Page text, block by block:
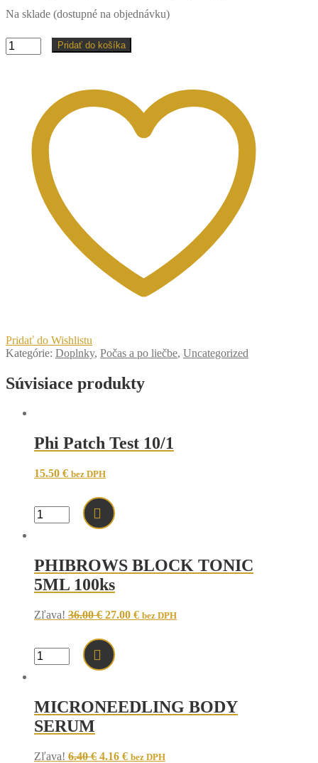
Na sklade (dostupné na objednávku)
množstvo
THERMO
Pridať do košíka
Pridať do Wishlistu
Kategórie: Doplnky, Počas a po liečbe, Uncategorized
Súvisiace produkty
Phi Patch Test 10/1
15.50 € bez DPH
množstvo
Phi
10/1
PHIBROWS BLOCK TONIC
5ML 100ks
Zľava! 36.00€ Original
was:
36.00 €.
27.00 €Current
bez DPH
množstvo
PHIBROWS
5ML
100ks
MICRONEEDLING BODY
SERUM
Zľava! 6.40€ Original
4.16 €Current
bez DPH